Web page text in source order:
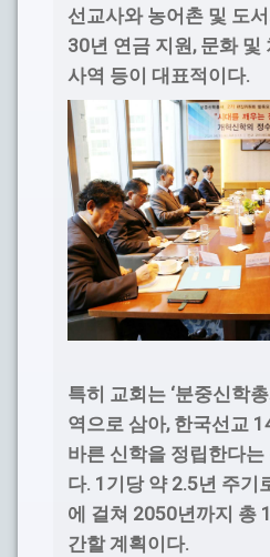
선교사와 농어촌 및 도
30년 연금 지원, 문화 및
사역 등이 대표적이다.
특히 교회는 ‘분중신학총
역으로 삼아, 한국선교
바른 신학을 정립한다는
다. 1 기당 약 2.5년 주기
에 걸쳐 2050년까지 총
간할 계획이다.